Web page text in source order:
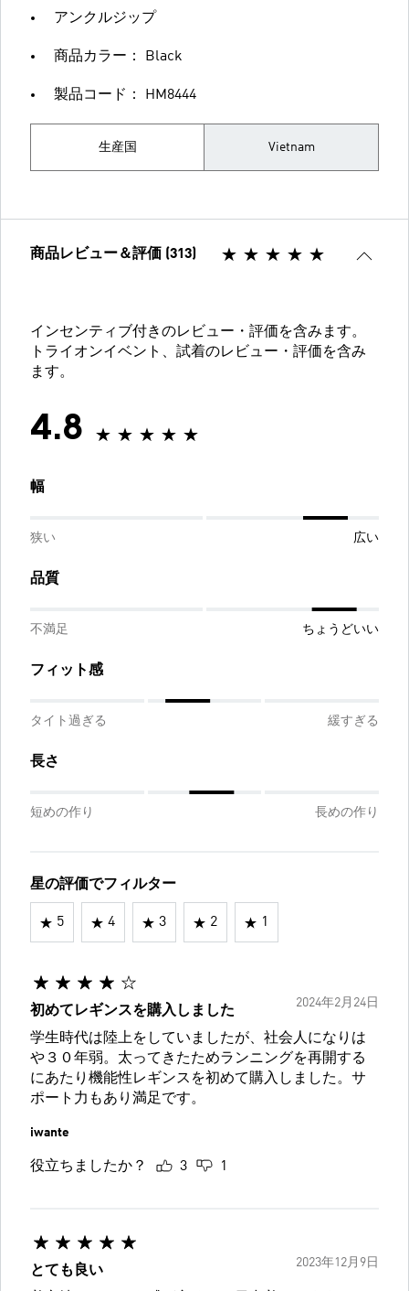
アンクルジップ
商品カラー： Black
製品コード： HM8444
生産国 Vietnam
商品レビュー＆評価 (313)
インセンティブ付きのレビュー・評価を含みます。
トライオンイベント、試着のレビュー・評価を含み
ます。
4.8
幅
狭い 広い
品質
不満足 ちょうどいい
フィット感
タイト過ぎる 緩すぎる
長さ
短めの作り 長めの作り
星の評価でフィルター
5 4 3 2 1
2024年2月24日
初めてレギンスを購入しました
学生時代は陸上をしていましたが、社会人になりは
や３０年弱。太ってきたためランニングを再開する
にあたり機能性レギンスを初めて購入しました。サ
ポート力もあり満足です。
iwante
役立ちましたか？ 3 1
2023年12月9日
とても良い